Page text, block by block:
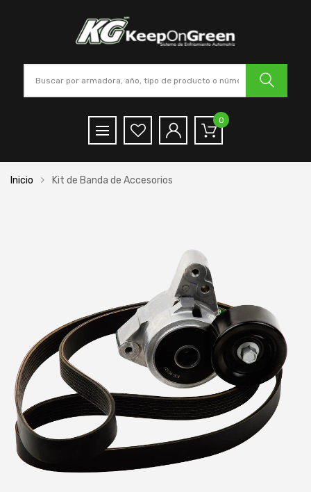
0
Inicio Kit de Banda de Accesorios